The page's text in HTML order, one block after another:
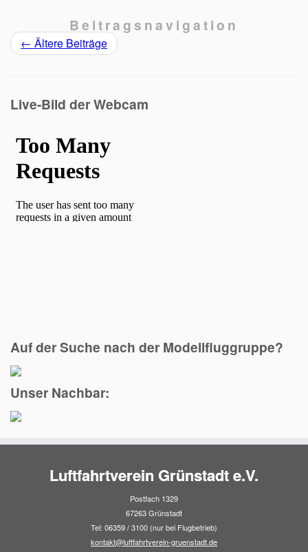
Beitragsnavigation
← Ältere Beiträge
Live-Bild der Webcam
Auf der Suche nach der Modellfluggruppe?
Unser Nachbar:
Luftfahrtverein Grünstadt e.V.
Postfach 1329
67263 Grünstadt
Tel: 06359 / 3100 (nur bei Flugbetrieb)
kontakt@luftfahrtverein-gruenstadt.de